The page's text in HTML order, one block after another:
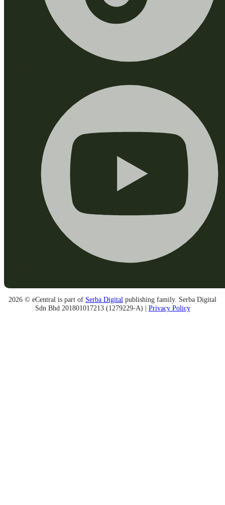
2026 © eCentral is part of Serba Digital publishing family. Serba Digital
Sdn Bhd 201801017213 (1279229-A) | Privacy Policy